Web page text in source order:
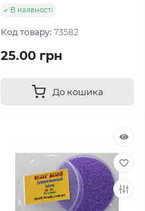
В наявності
Код товару: 73582
25.00 грн
До кошика